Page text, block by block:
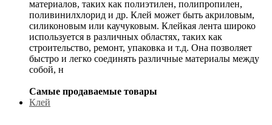
материалов, таких как полиэтилен, полипропилен,
поливинилхлорид и др. Клей может быть акриловым,
силиконовым или каучуковым. Клейкая лента широко
используется в различных областях, таких как
строительство, ремонт, упаковка и т.д. Она позволяет
быстро и легко соединять различные материалы между
собой, н
Самые продаваемые товары
Клей